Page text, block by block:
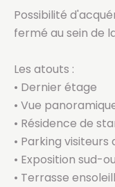
Possibilité
fermé au sein de
Les atouts :
• Dernier étage
• Vue
• Résidence de
• Parking
• Exposition sud-
• Terrasse